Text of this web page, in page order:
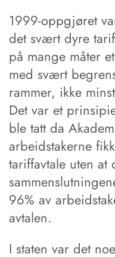
1999-oppgjøret
det svært dyre
på mange måter
med svært
rammer, ikke
Det var et
ble tatt da
arbeidstakerne
tariffavtale uten at
96% av
avtalen.
I staten var det